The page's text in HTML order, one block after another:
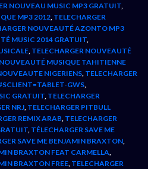
NOUVEAU MUSIC MP3 GRATUIT,
MP3 2012, TELECHARGER
NOUVEAUTÉ AZONTO MP3
MUSIC 2014 GRATUIT,
, TELECHARGER NOUVEAUTÉ
MUSIQUE TAHITIENNE
NIGERIENS, TELECHARGER
GWS,
GRATUIT, TELECHARGER
NRJ, TELECHARGER PITBULL
REMIX ARAB, TELECHARGER
, TÉLECHARGER SAVE ME
SAVE ME BENJAMIN BRAXTON,
BRAXTON FEAT CARMELLA,
BRAXTON FREE, TELECHARGER